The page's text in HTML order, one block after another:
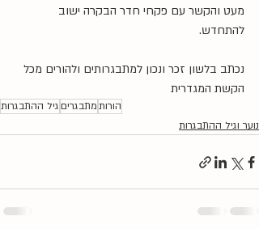
מעט והקשר עם פקחי חדר הבקרה ישוב
להתחדש.
נכתב בלשון זכר ונכון למתבגרותים ולהורים מכל
הקשת המגדרית
הורותמתבגריםגיל ההתבגרות
נוער וגיל ההתבגרות